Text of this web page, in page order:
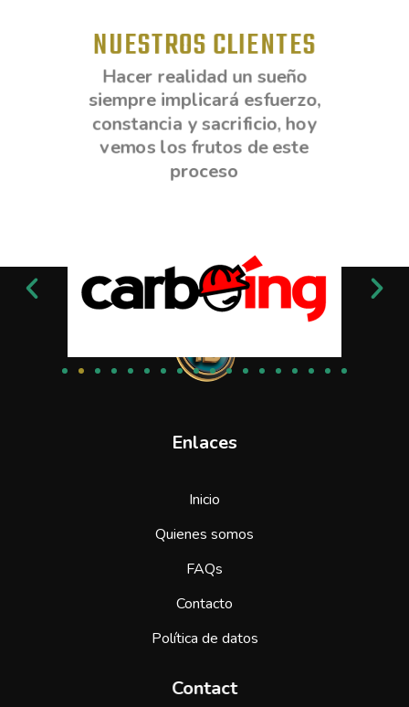
NUESTROS CLIENTES
Hacer realidad un sueño
siempre implicará esfuerzo,
constancia y sacrificio, hoy
vemos los frutos de este
proceso
Enlaces
Inicio
Quienes somos
FAQs
Contacto
Política de datos
Contact